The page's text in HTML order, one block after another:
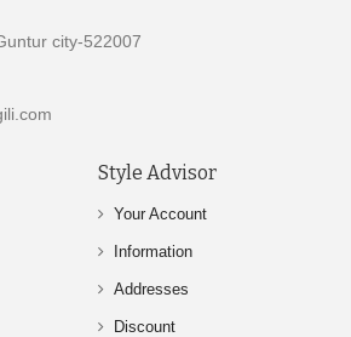
city-522007
Style Advisor
Your Account
Information
Addresses
Discount